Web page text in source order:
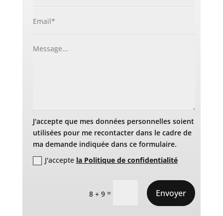
J'accepte que mes données personnelles soient
utilisées pour me recontacter dans le cadre de
ma demande indiquée dans ce formulaire.
J'accepte la Politique de confidentialité
8 + 9 = Envoyer